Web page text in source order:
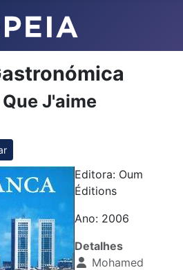
J'aime
Editora: Oum
Éditions
Ano: 2006
Detalhes
Mohamed